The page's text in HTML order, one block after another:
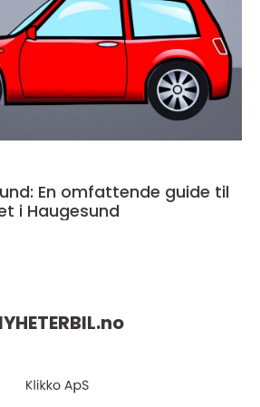
En omfattende guide til
i Haugesund
no